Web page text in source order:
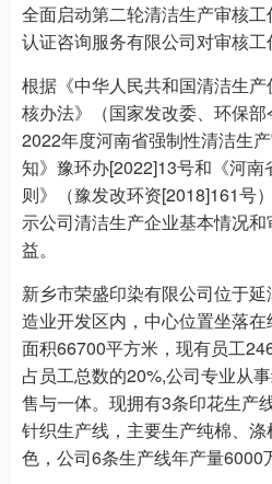
全面启动第二轮清洁生产审核
认证咨询服务有限公司对审核工
根据《中华人民共和国清洁生
核办法》（国家发改委、环保
2022年度河南省强制性清洁生
知》豫环办[2022]13号和《河
则》（豫发改环资[2018]161号
示公司清洁生产企业基本情况
益。
新乡市荣盛印染有限公司位于
造业开发区内，中心位置坐落
面积66700平方米，现有员工
占员工总数的20%,公司专业从
售与一体。现拥有3条印花生产
针织生产线，主要生产纯棉、
色，公司6条生产线年产量6000